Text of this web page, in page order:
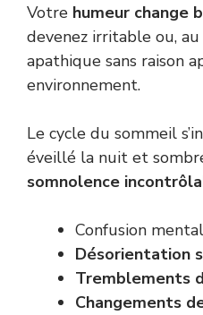
Votre humeur change
devenez irritable ou,
apathique sans raison
environnement.
Le cycle du sommeil
éveillé la nuit et
somnolence
Confusion
Désorientation
Tremblements
Changements